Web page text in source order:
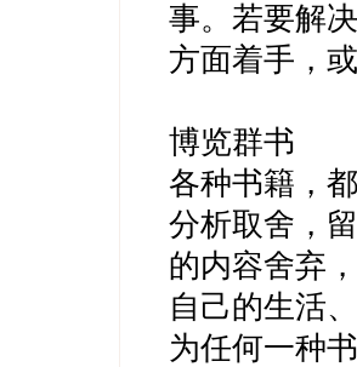
事。若要解
方面着手，
博览群书
各种书籍，
分析取舍，
的内容舍弃
自己的生活
为任何一种